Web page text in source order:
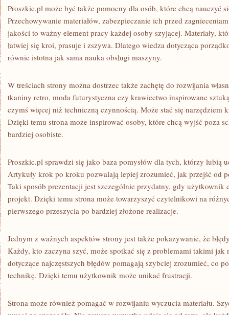
Proszkic.pl może być także pomocny dla osób, które chcą nauczyć
Przechowywanie materiałów, zabezpieczanie ich przed
jakości to ważny element pracy każdej osoby szyjącej. Materiały,
łatwiej się kroi, prasuje i zszywa. Dlatego wiedza dotycząca
równie istotna jak sama nauka obsługi maszyny.
W treściach strony można dostrzec także zachętę do rozwijania
tkaniny retro, moda futurystyczna czy krawiectwo inspirowane
czymś więcej niż techniczną czynnością. Może stać się narzędziem
Dzięki temu strona może inspirować osoby, które chcą wyjść poza
bardziej osobiste.
Proszkic.pl sprawdzi się jako baza pomysłów dla tych, którzy lubią
Artykuły krok po kroku pozwalają lepiej zrozumieć, jak przejść od
Taki sposób prezentacji jest szczególnie przydatny, gdy użytkownik
projekt. Dzięki temu strona może towarzyszyć czytelnikowi na
pierwszego przeszycia po bardziej złożone realizacje.
Jednym z ważnych aspektów strony jest także pokazywanie, że
Każdy, kto zaczyna szyć, może spotkać się z problemami takimi jak
dotyczące najczęstszych błędów pomagają szybciej zrozumieć, co
technikę. Dzięki temu użytkownik może unikać frustracji.
Strona może również pomagać w rozwijaniu wyczucia materiału.